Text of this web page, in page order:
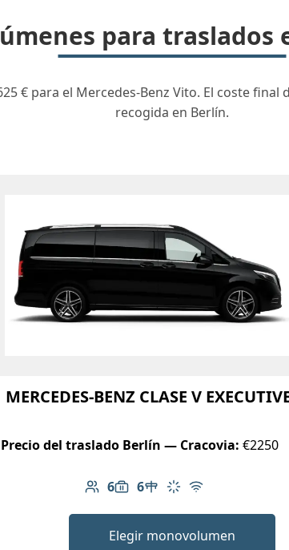
para traslados
€ para el Mercedes-Benz Vito. El coste
recogida en Berlín.
MERCEDES-BENZ CLASE V
Precio del traslado Berlín — Cracovia: €2250
6
Número de pasajeros: 6
6
Capacidad de equipaje: 6
Mesa en el vehículo
Aire acondicionado
Wi-Fi gratuito
Elegir monovolumen